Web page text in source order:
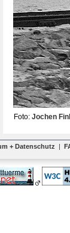
Foto: Jochen
+ Datenschutz |